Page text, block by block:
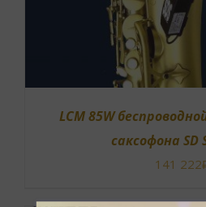
LCM 85W
саксофона SD
141 222